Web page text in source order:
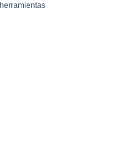
herramientas